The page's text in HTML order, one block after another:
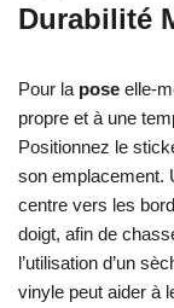
Durabilité
Pour la pose elle-
propre et à une
Positionnez le
son emplacement.
centre vers les
doigt, afin de
l’utilisation d’un
vinyle peut aider à